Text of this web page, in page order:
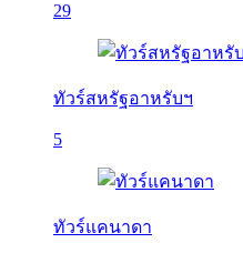
29
ทัวร์สหรัฐอาหรับฯ
5
ทัวร์แคนาดา